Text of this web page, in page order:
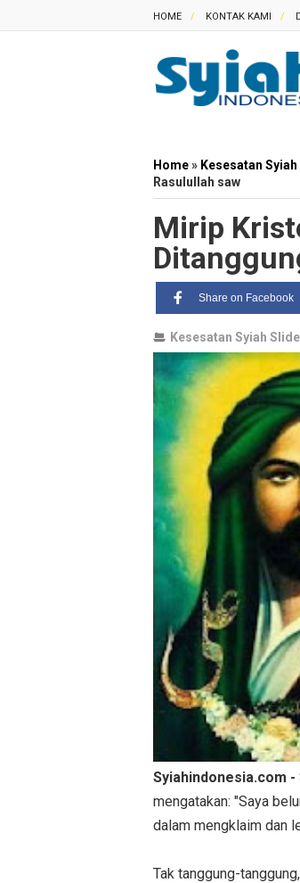
HOME KONTAK KAMI
Home» Kesesatan Syiah
Rasulullah saw
Mirip
Share on Facebook
Kesesatan Syiah Slide
Syiahindonesia.com -
mengatakan: "Saya
dalam mengklaim dan
Tak tanggung-